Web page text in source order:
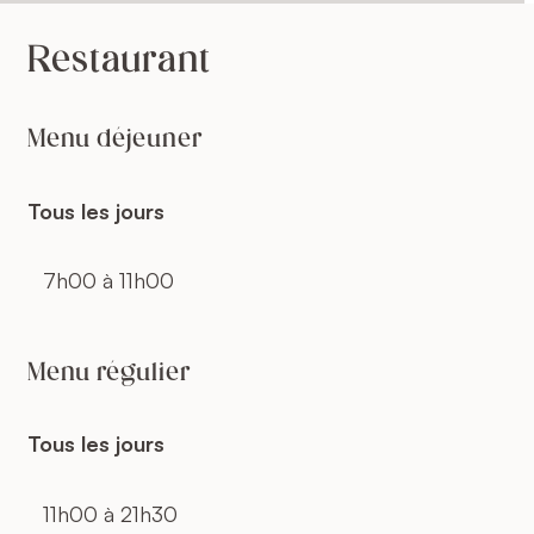
Restaurant
Menu déjeuner
Tous les jours
7h00 à 11h00
Menu régulier
Tous les jours
11h00 à 21h30